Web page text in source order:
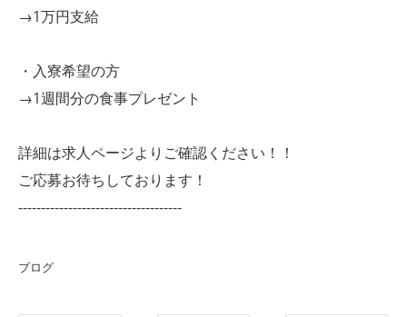
→1万円支給
・入寮希望の方
→1週間分の食事プレゼント
詳細は求人ページよりご確認ください！！
ご応募お待ちしております！
------------------------------------
ブログ